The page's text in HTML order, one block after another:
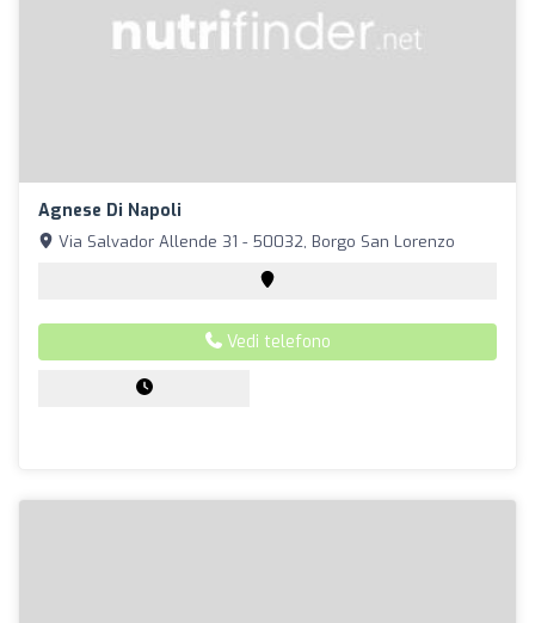
Agnese Di Napoli
Via Salvador Allende 31 - 50032, Borgo San Lorenzo
Vedi telefono